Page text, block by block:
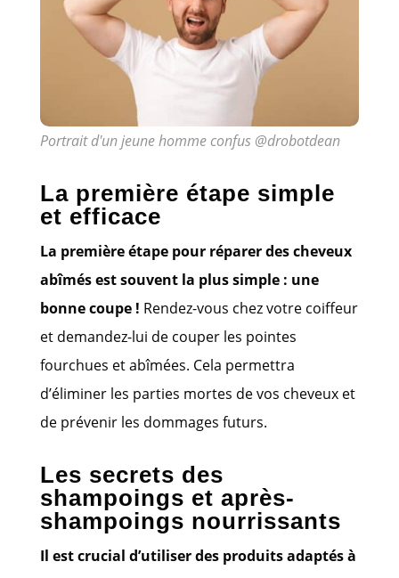
Portrait d'un jeune homme confus @drobotdean
La première étape simple
et efficace
La première étape pour réparer des cheveux
abîmés est souvent la plus simple : une
bonne coupe ! Rendez-vous chez votre coiffeur
et demandez-lui de couper les pointes
fourchues et abîmées. Cela permettra
d’éliminer les parties mortes de vos cheveux et
de prévenir les dommages futurs.
Les secrets des
shampoings et après-
shampoings nourrissants
Il est crucial d’utiliser des produits adaptés à